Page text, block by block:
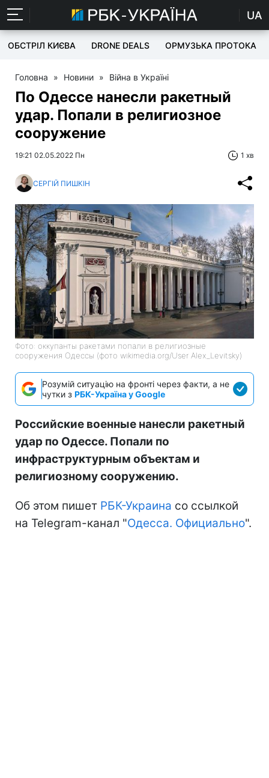
UA
ОБСТРІЛ КИЄВА DRONE DEALS ОРМУЗЬКА ПРОТОКА
Головна » Новини » Війна в Україні
По Одессе нанесли ракетный
удар. Попали в религиозное
сооружение
19:21 02.05.2022 Пн 1 хв
СЕРГІЙ ПИШКІН
Фото: оккупанты ракетами попали в религиозные
сооружения Одессы (фото wikimedia.org/User Alex_Levitsky)
Розумій ситуацію на фронті через факти, а не
чутки з РБК-Україна у Google
Российские военные нанесли ракетный
удар по Одессе. Попали по
инфраструктурным объектам и
религиозному сооружению.
Об этом пишет РБК-Украина со ссылкой
на Telegram-канал "Одесса. Официально".